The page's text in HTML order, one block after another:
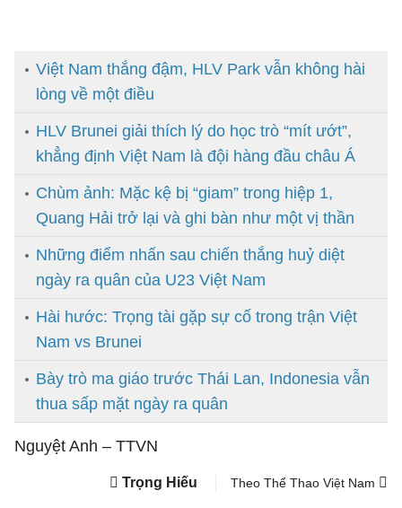
Việt Nam thắng đậm, HLV Park vẫn không hài
lòng về một điều
HLV Brunei giải thích lý do học trò “mít ướt”,
khẳng định Việt Nam là đội hàng đầu châu Á
Chùm ảnh: Mặc kệ bị “giam” trong hiệp 1,
Quang Hải trở lại và ghi bàn như một vị thần
Những điểm nhấn sau chiến thắng huỷ diệt
ngày ra quân của U23 Việt Nam
Hài hước: Trọng tài gặp sự cố trong trận Việt
Nam vs Brunei
Bày trò ma giáo trước Thái Lan, Indonesia vẫn
thua sấp mặt ngày ra quân
Nguyệt Anh – TTVN
Trọng Hiếu Theo Thể Thao Việt Nam